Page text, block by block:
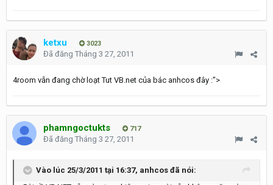
ketxu 3023
Đã đăng Tháng 3 27, 2011
4room vẫn đang chờ loạt Tut VB.net của bác anhcos đây :">
phamngoctukts 717
Đã đăng Tháng 3 27, 2011
Vào lúc 25/3/2011 tại 16:37, anhcos đã nói: